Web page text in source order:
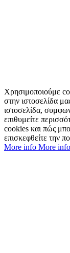
Χρησιμοποιούμε
στην ιστοσελίδα
ιστοσελίδα,
επιθυμείτε
cookies και πώς
επισκεφθείτε την
More info More info